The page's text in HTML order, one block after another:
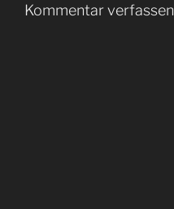
Kommentar verfassen